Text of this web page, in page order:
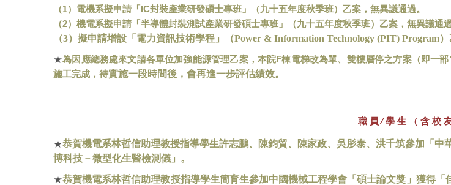
（1）電機系擬申請「 IC封裝產業研發碩士專班」（九十五年度秋季班）乙案，無異議通過。
（2）機電系擬申請「半導體封裝測試產業研發碩士專班」（九十五年度秋季班）乙案，無異議通過
（3）擬申請增設「電力資訊技術學程」（Power & Information Technology (PIT) Program
★為因應總務處來文請各單位加強能源管理乙案，本院F棟電梯改為單、雙樓層停之方案（即一部
施工完成，待實施一段時間後，會再進一步評估績效。
職 員 ∕ 學 生 （ 含 校 友
★恭賀機電系林哲信助理教授指導學生許志鵬、陳鈞貿、陳家政、吳肜泰、洪千筑參加「
博科技－微型化生醫檢測儀」。
★恭賀機電系林哲信助理教授指導學生簡育生參加中國機械工程學會「碩士論文獎」獲得